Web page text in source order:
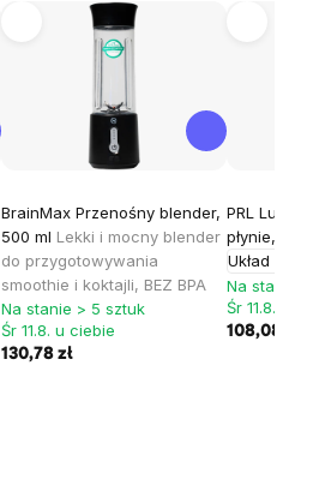
BrainMax Przenośny blender,
500 ml Lekki i mocny blender
do przygotowywania
smoothie i koktajli, BEZ BPA
Na stanie > 5 sztuk
Śr 11.8. u ciebie
130,78 zł
PRL
płynie,
Układ
Na stanie
Śr 11.8. u
108,08 zł